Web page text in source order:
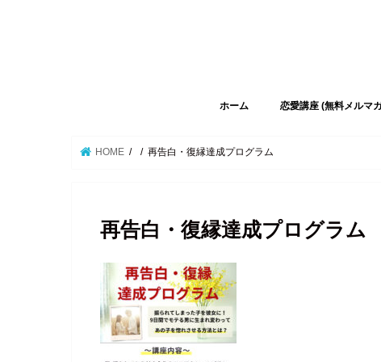
ホーム 恋愛講座 (無料メルマ
HOME 再告白・復縁達成プログラム
再告白・復縁達成プログラム